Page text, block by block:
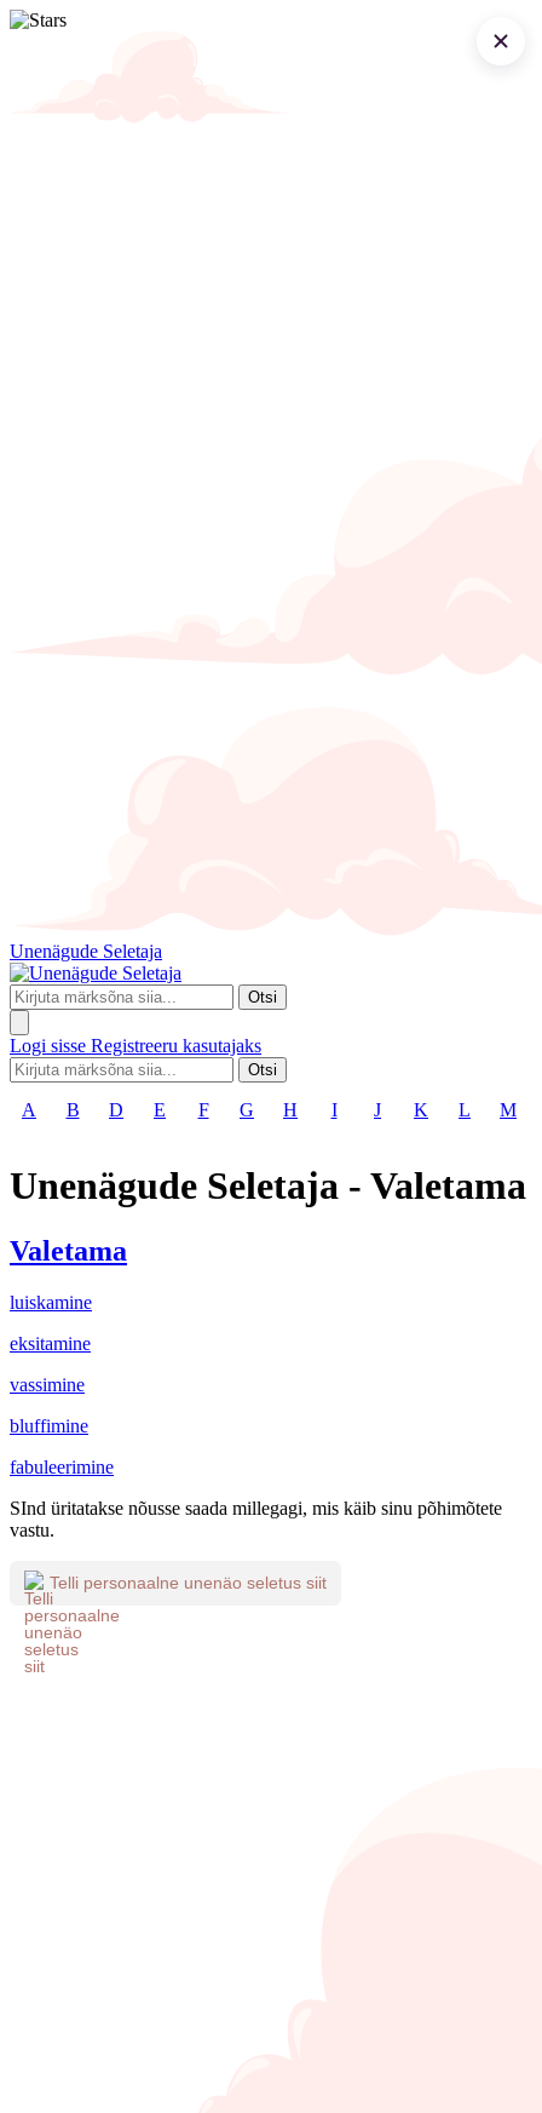
Unenägude Seletaja
Otsi
Logi sisse Registreeru kasutajaks
Otsi
A B D E F G H I J K L M
Unenägude Seletaja - Valetama
Valetama
luiskamine
eksitamine
vassimine
bluffimine
fabuleerimine
SInd üritatakse nõusse saada millegagi, mis käib sinu põhimõtete
vastu.
Telli personaalne unenäo seletus siit